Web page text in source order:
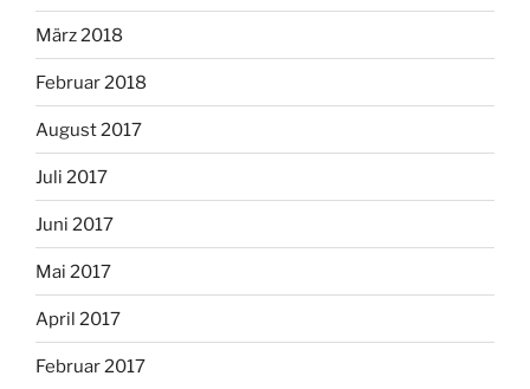
März 2018
Februar 2018
August 2017
Juli 2017
Juni 2017
Mai 2017
April 2017
Februar 2017